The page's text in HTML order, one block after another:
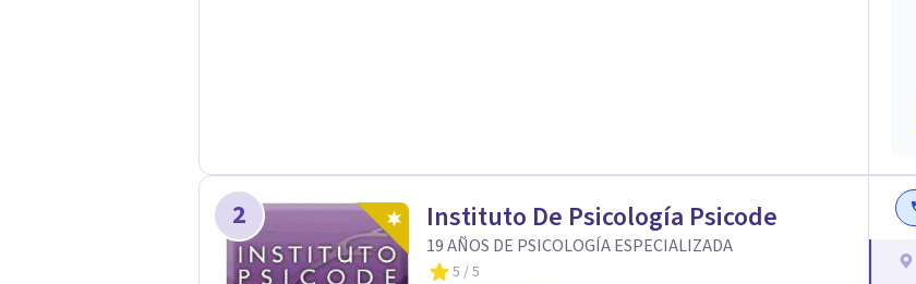
datáfono. Por transferencia bancaria.
2 Instituto De Psicología Psicode
19 AÑOS DE PSICOLOGÍA ESPECIALIZADA
5 / 5